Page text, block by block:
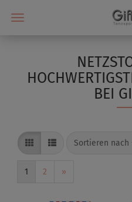
BEI
Sortieren nach
1 2 »